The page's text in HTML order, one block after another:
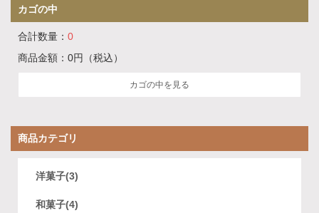
カゴの中
合計数量： 0
商品金額： 0円 （税込）
カゴの中を見る
商品カテゴリ
洋菓子(3)
和菓子(4)